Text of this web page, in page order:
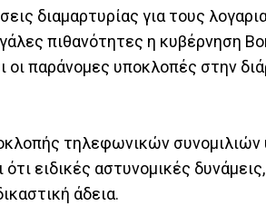
διαμαρτυρίας για τους
πιθανότητες η κυβέρνηση
οι παράνομες υποκλοπές στην
τηλεφωνικών
ειδικές αστυνομικές δυνάμεις,
άδεια.